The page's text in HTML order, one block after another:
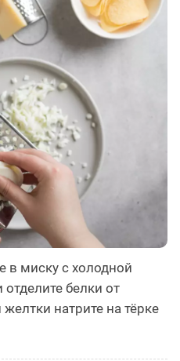
в миску с холодной
отделите белки от
натрите на тёрке